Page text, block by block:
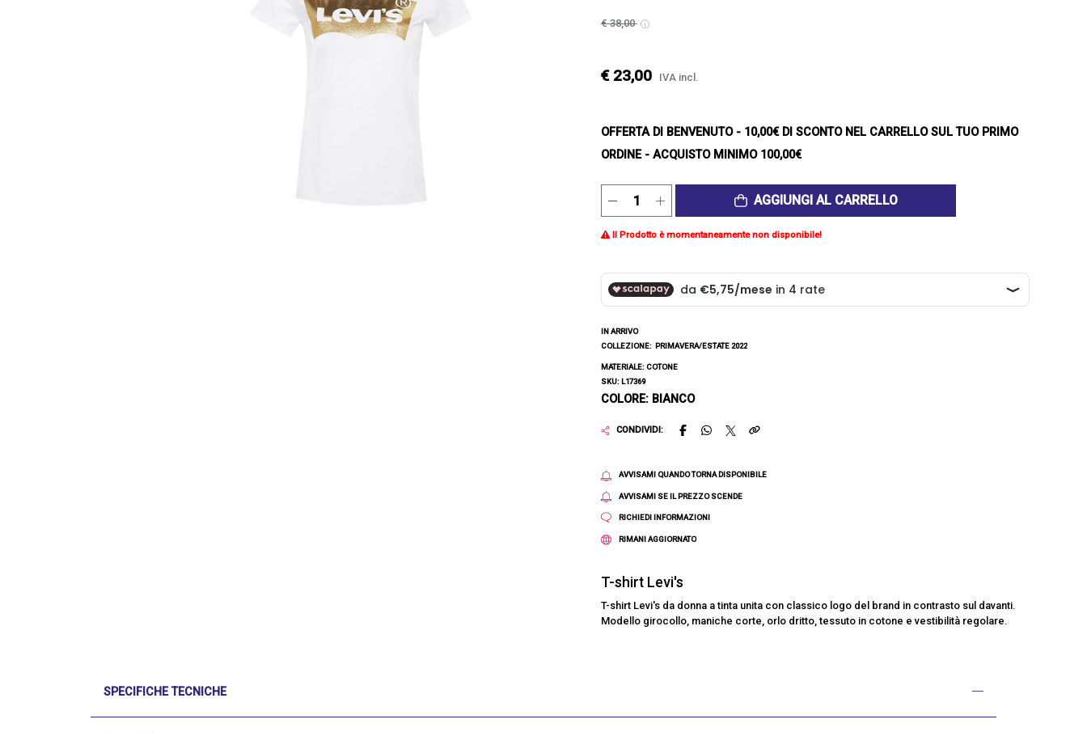
€ 38,00
€ 23,00 IVA incl.
OFFERTA DI BENVENUTO- 10,00€ DI SCONTO NEL CARRELLO SUL TUO PRIMO
ORDINE - ACQUISTO MINIMO 100,00€
AGGIUNGI AL CARRELLO
Il Prodotto è momentaneamente non disponibile!
IN ARRIVO
COLLEZIONE: PRIMAVERA/ESTATE 2022
MATERIALE: COTONE
SKU: L17369
COLORE: BIANCO
CONDIVIDI:
AVVISAMI QUANDO TORNA DISPONIBILE
AVVISAMI SE IL PREZZO SCENDE
RICHIEDI INFORMAZIONI
RIMANI AGGIORNATO
T-shirt Levi's
T-shirt Levi's da donna a tinta unita con classico logo del brand in contrasto sul davanti.
Modello girocollo, maniche corte, orlo dritto, tessuto in cotone e vestibilità regolare.
SPECIFICHE TECNICHE